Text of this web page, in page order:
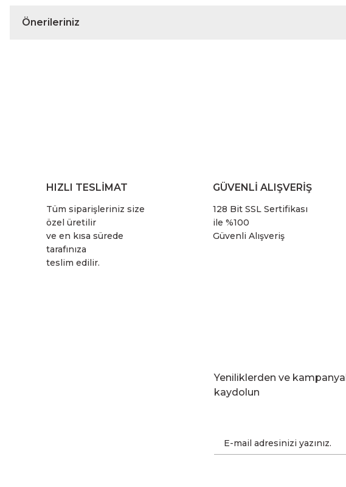
Önerileriniz
HIZLI TESLİMAT
Tüm siparişleriniz size
özel üretilir
ve en kısa sürede
tarafınıza
teslim edilir.
GÜVENLİ ALIŞVERİŞ
128 Bit SSL Sertifikası
ile %100
Güvenli Alışveriş
Yeniliklerden ve
kaydolun